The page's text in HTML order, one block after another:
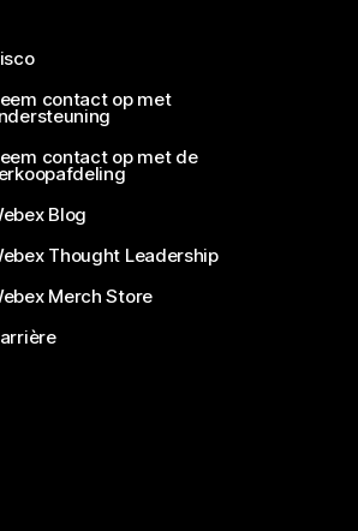
contact op met
contact op met de
Blog
Thought Leadership
Merch Store